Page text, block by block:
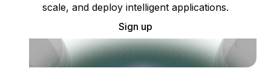
scale, and deploy intelligent applications.
Sign up